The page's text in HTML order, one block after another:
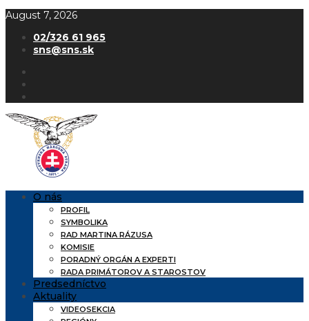
August 7, 2026
02/326 61 965
sns@sns.sk
O nás
PROFIL
SYMBOLIKA
RAD MARTINA RÁZUSA
KOMISIE
PORADNÝ ORGÁN A EXPERTI
RADA PRIMÁTOROV A STAROSTOV
Predsedníctvo
Aktuality
VIDEOSEKCIA